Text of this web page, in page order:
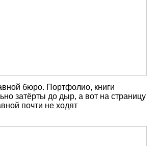
бюро. Портфолио, книги
затёрты до дыр, а вот на страницу
почти не ходят